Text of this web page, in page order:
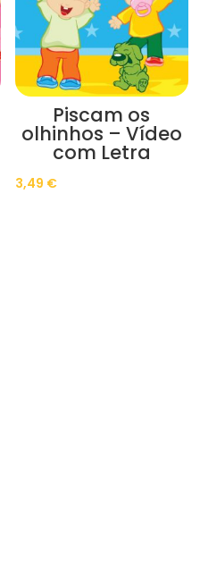
Piscam os
olhinhos – Vídeo
com Letra
3,49 €